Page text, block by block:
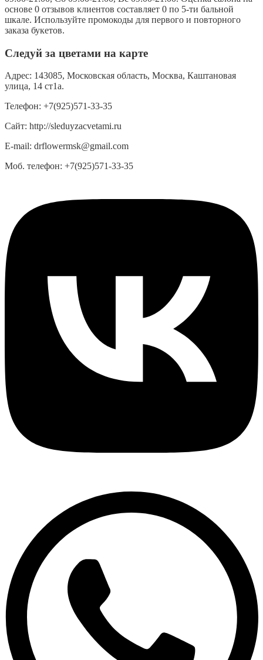
основе 0 отзывов клиентов составляет 0 по 5-ти бальной
шкале. Используйте промокоды для первого и повторного
заказа букетов.
Следуй за цветами на карте
Адрес: 143085, Московская область, Москва, Каштановая
улица, 14 ст1а.
Телефон: +7(925)571-33-35
Сайт: http://sleduyzacvetami.ru
E-mail: drflowermsk@gmail.com
Моб. телефон: +7(925)571-33-35